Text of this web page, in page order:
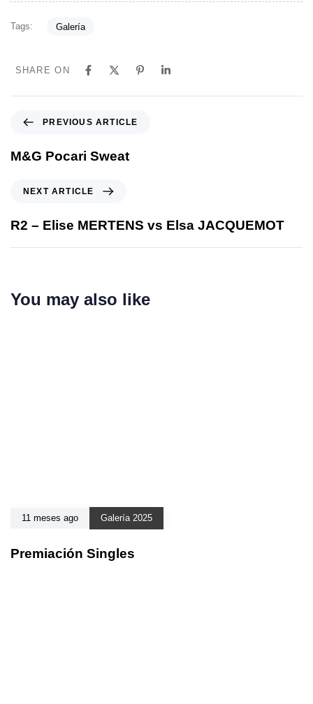
Tags: Galería
SHARE ON
PREVIOUS ARTICLE
M&G Pocari Sweat
NEXT ARTICLE
R2 – Elise MERTENS vs Elsa JACQUEMOT
You may also like
11 meses ago Galería 2025
Premiación Singles